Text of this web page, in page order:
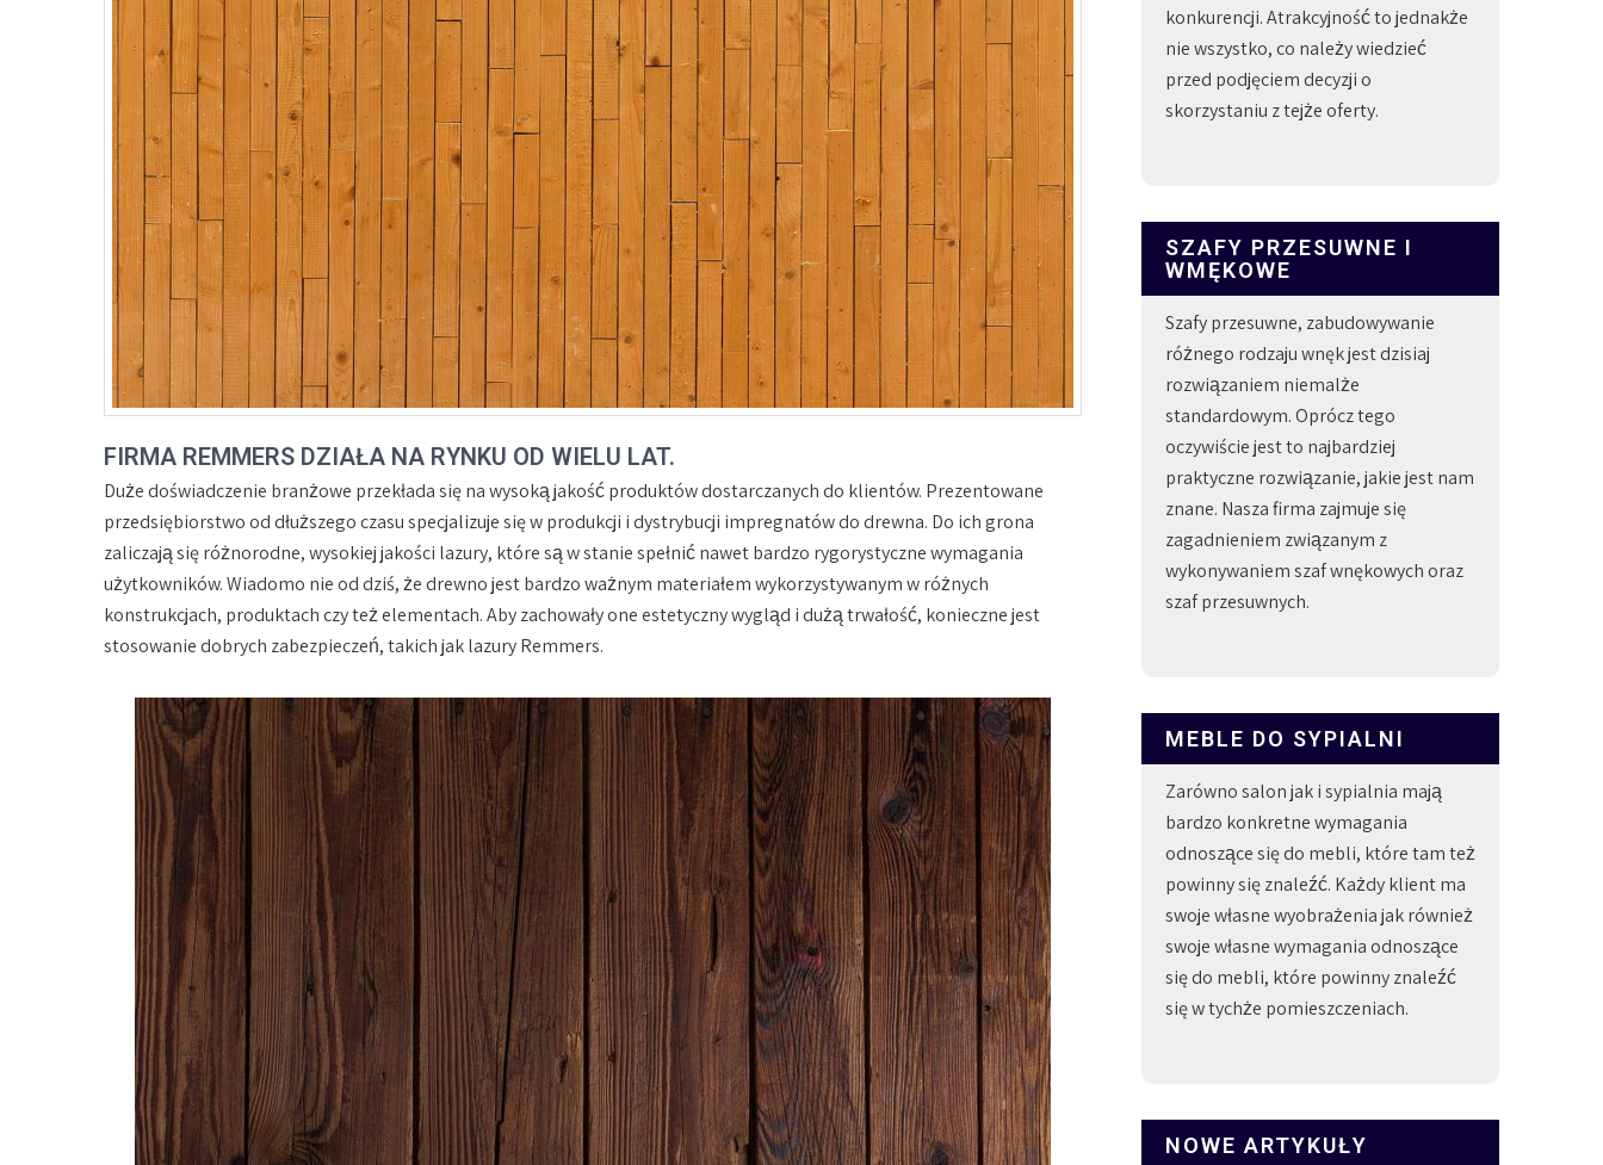
FIRMA REMMERS DZIAŁA NA RYNKU OD WIELU LAT.
Duże doświadczenie branżowe przekłada się na wysoką jakość produktów dostarczanych do klientów. Prezentowane
przedsiębiorstwo od dłuższego czasu specjalizuje się w produkcji i dystrybucji impregnatów do drewna. Do ich grona
zaliczają się różnorodne, wysokiej jakości lazury, które są w stanie spełnić nawet bardzo rygorystyczne wymagania
użytkowników. Wiadomo nie od dziś, że drewno jest bardzo ważnym materiałem wykorzystywanym w różnych
konstrukcjach, produktach czy też elementach. Aby zachowały one estetyczny wygląd i dużą trwałość, konieczne jest
stosowanie dobrych zabezpieczeń, takich jak lazury Remmers.
konkurencji. Atrakcyjność to jednakże
nie wszystko, co należy wiedzieć
przed podjęciem decyzji o
skorzystaniu z tejże oferty.
SZAFY PRZESUWNE I
WMĘKOWE
Szafy przesuwne, zabudowywanie
różnego rodzaju wnęk jest dzisiaj
rozwiązaniem niemalże
standardowym. Oprócz tego
oczywiście jest to najbardziej
praktyczne rozwiązanie, jakie jest nam
znane. Nasza firma zajmuje się
zagadnieniem związanym z
wykonywaniem szaf wnękowych oraz
szaf przesuwnych.
MEBLE DO SYPIALNI
Zarówno salon jak i sypialnia mają
bardzo konkretne wymagania
odnoszące się do mebli, które tam też
powinny się znaleźć. Każdy klient ma
swoje własne wyobrażenia jak również
swoje własne wymagania odnoszące
się do mebli, które powinny znaleźć
się w tychże pomieszczeniach.
NOWE ARTYKUŁY